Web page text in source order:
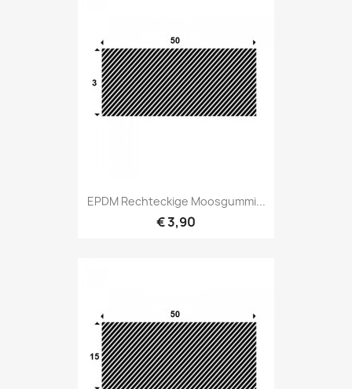
EPDM Rechteckige Moosgummi...
€ 3,90